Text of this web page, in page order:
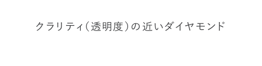
クラリティ（透明度）の近いダイヤモンド